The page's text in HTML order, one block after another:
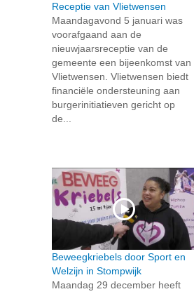
Receptie van Vlietwensen
Maandagavond 5 januari was
voorafgaand aan de
nieuwjaarsreceptie van de
gemeente een bijeenkomst van
Vlietwensen. Vlietwensen biedt
financiële ondersteuning aan
burgerinitiatieven gericht op
de...
Beweegkriebels door Sport en
Welzijn in Stompwijk
Maandag 29 december heeft